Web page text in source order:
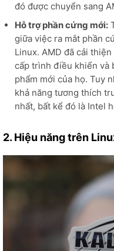
đó được chuyển sang
Hỗ trợ phần cứng mới:
giữa việc ra mắt phần
Linux. AMD đã cải
cấp trình điều khiển và
phẩm mới của họ. Tuy
khả năng tương thích
nhất, bất kể đó là Intel
2. Hiệu năng trên